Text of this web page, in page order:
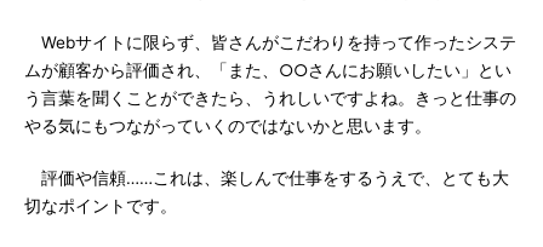
Webサイトに限らず、皆さんがこだわりを持って作ったシステ
ムが顧客から評価され、「また、○○さんにお願いしたい」とい
う言葉を聞くことができたら、うれしいですよね。きっと仕事の
やる気にもつながっていくのではないかと思います。
評価や信頼……これは、楽しんで仕事をするうえで、とても大
切なポイントです。